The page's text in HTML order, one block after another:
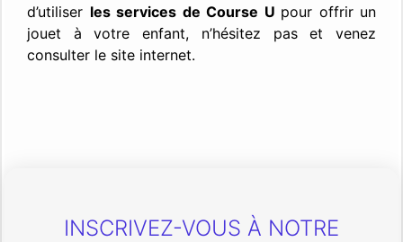
d’utiliser les services de Course U pour offrir un
jouet à votre enfant, n’hésitez pas et venez
consulter le site internet.
INSCRIVEZ-VOUS À NOTRE